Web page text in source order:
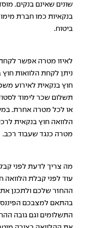
שונים שאינם בנקים.
בנקאיות כמו חברת
ביטוח.
לאיזו מטרה אפשר
ניתן לקחת הלוואות
חוץ בנקאית לאירוע
תשלום שכר לימוד
או לכל מטרה אחרת.
הלוואה חוץ בנקאית
מטרה כנגד שעבוד רכב.
מה צריך לדעת לפני
עוד לפני קבלת הלוואה
ההחזר שלכם ולתכנן
בהתאם למצבכם
התשלומים וגם גובה